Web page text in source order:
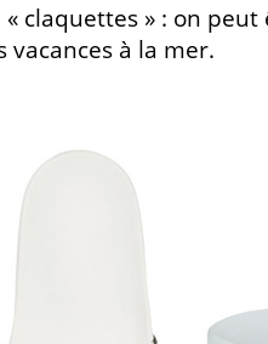
« claquettes » : on
à la mer.